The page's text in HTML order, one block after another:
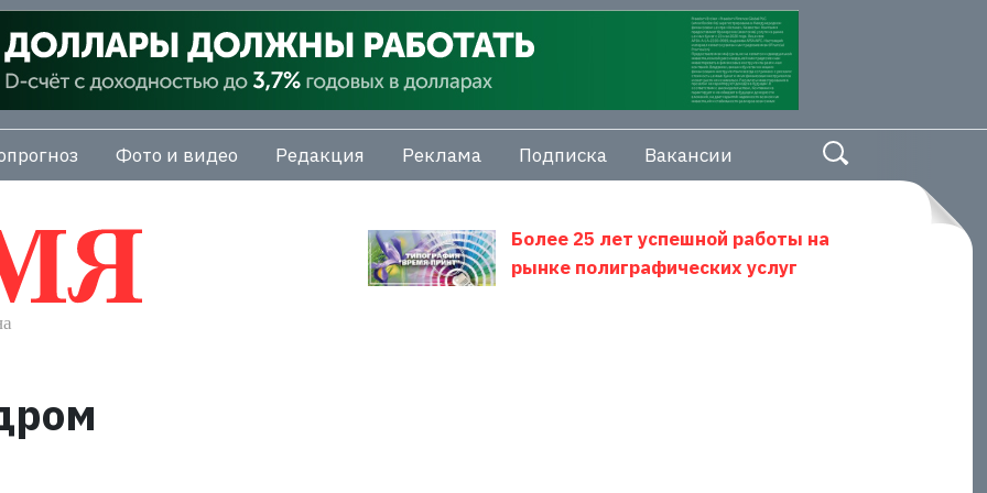
Фото и видео Редакция Реклама Подписка Вакансии
Более 25 лет успешной работы на
рынке полиграфических услуг